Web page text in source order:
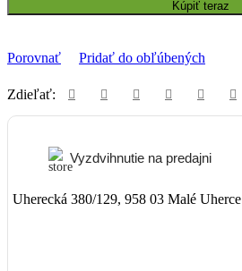
Kúpiť teraz
Porovnať Pridať do obľúbených
Zdieľať:
Vyzdvihnutie na predajni
Uherecká 380/129, 958 03 Malé Uherce